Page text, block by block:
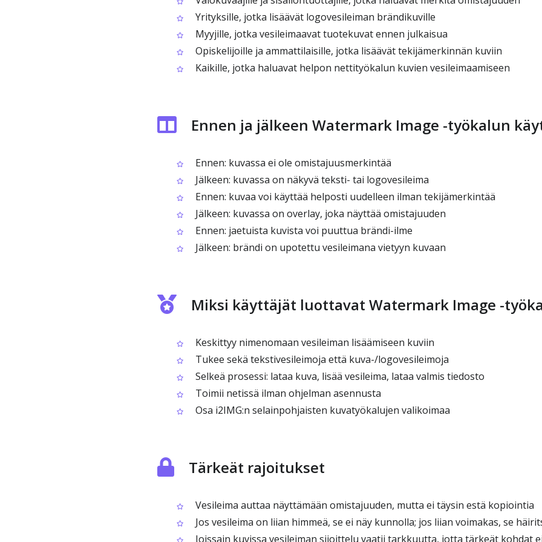
Yrityksille, jotka lisäävät logovesileiman brändikuville
Myyjille, jotka vesileimaavat tuotekuvat ennen julkaisua
Opiskelijoille ja ammattilaisille, jotka lisäävät tekijämerkinnän kuviin
Kaikille, jotka haluavat helpon nettityökalun kuvien vesileimaamiseen
Ennen ja jälkeen Watermark Image -työkalun
Ennen: kuvassa ei ole omistajuusmerkintää
Jälkeen: kuvassa on näkyvä teksti- tai logovesileima
Ennen: kuvaa voi käyttää helposti uudelleen ilman tekijämerkintää
Jälkeen: kuvassa on overlay, joka näyttää omistajuuden
Ennen: jaetuista kuvista voi puuttua brändi-ilme
Jälkeen: brändi on upotettu vesileimana vietyyn kuvaan
Miksi käyttäjät luottavat Watermark Image -
Keskittyy nimenomaan vesileiman lisäämiseen kuviin
Tukee sekä tekstivesileimoja että kuva-/logovesileimoja
Selkeä prosessi: lataa kuva, lisää vesileima, lataa valmis tiedosto
Toimii netissä ilman ohjelman asennusta
Osa i2IMG:n selainpohjaisten kuvatyökalujen valikoimaa
Tärkeät rajoitukset
Vesileima auttaa näyttämään omistajuuden, mutta ei täysin estä kopiointia
Jos vesileima on liian himmeä, se ei näy kunnolla; jos liian voimakas, se
Joissain kuvissa vesileiman sijoittelu vaatii tarkkuutta, jotta tärkeät kohdat